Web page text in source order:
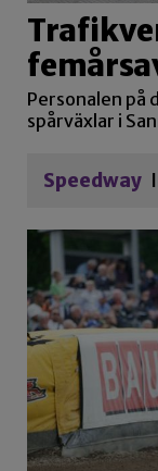
Personalen på
spårväxlar i
Speedway